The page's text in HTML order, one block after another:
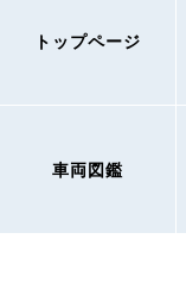
トップページ
車両図鑑